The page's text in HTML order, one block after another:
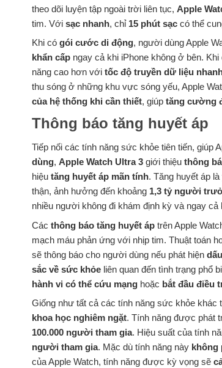
theo dõi luyện tập ngoài trời liên tục, Apple
tim. Với sạc nhanh, chỉ 15 phút sạc có thể
Khi có gói cước di động, người dùng Apple
khẩn cấp ngay cả khi iPhone không ở bên. Khi
năng cao hơn với tốc độ truyền dữ liệu
thu sóng ở những khu vực sóng yếu, Apple
của hệ thống khi cần thiết, giúp tăng cường
Thông báo tăng huyết áp
Tiếp nối các tính năng sức khỏe tiên tiến, giúp
dùng, Apple Watch Ultra 3 giới thiệu thông
hiệu tăng huyết áp mãn tính. Tăng huyết áp là
thận, ảnh hưởng đến khoảng 1,3 tỷ người
nhiều người không đi khám định kỳ và ngay
Các thông báo tăng huyết áp trên Apple
mạch máu phản ứng với nhịp tim. Thuật toán
sẽ thông báo cho người dùng nếu phát hiện
sắc về sức khỏe liên quan đến tình trạng phổ
hành vi có thể cứu mạng hoặc bắt đầu điều
Giống như tất cả các tính năng sức khỏe khác
khoa học nghiêm ngặt. Tính năng được phát
100.000 người tham gia. Hiệu suất của tính
người tham gia. Mặc dù tính năng này không
của Apple Watch, tính năng được kỳ vọng sẽ